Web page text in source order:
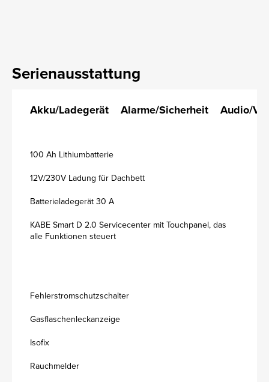
Serienausstattung
Akku/Ladegerät Alarme/Sicherheit Audio/
100 Ah Lithiumbatterie
12V/230V Ladung für Dachbett
Batterieladegerät 30 A
KABE Smart D 2.0 Servicecenter mit Touchpanel, das
alle Funktionen steuert
Fehlerstromschutzschalter
Gasflaschenleckanzeige
Isofix
Rauchmelder